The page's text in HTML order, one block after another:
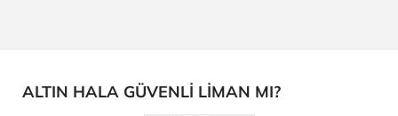
ALTIN HALA GÜVENLİ LİMAN MI?